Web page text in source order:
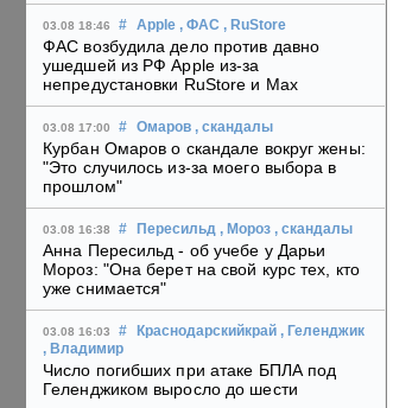
03.08 18:46 # Apple , ФАС , RuStore
ФАС возбудила дело против давно
ушедшей из РФ Apple из-за
непредустановки RuStore и Max
03.08 17:00 # Омаров , скандалы
Курбан Омаров о скандале вокруг жены:
"Это случилось из-за моего выбора в
прошлом"
03.08 16:38 # Пересильд , Мороз , скандалы
Анна Пересильд - об учебе у Дарьи
Мороз: "Она берет на свой курс тех, кто
уже снимается"
03.08 16:03 # Краснодарскийкрай , Геленджик
, Владимир
Число погибших при атаке БПЛА под
Геленджиком выросло до шести